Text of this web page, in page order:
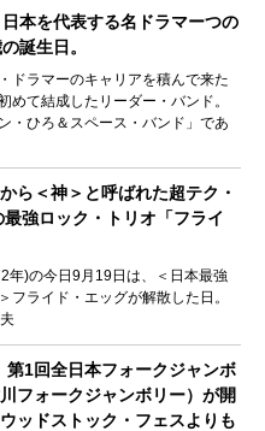
本を代表する名ドラマーつの
誕生日。
ドラマーのキャリアを積んで来た
て結成したリーダー・バンド。
・ひろ＆スペース・バンド」であ
ら＜神＞と呼ばれた超テク・
強ロック・トリオ「フライ
年)の今日9月19日は、＜日本最強
フライド・エッグが解散した日。
第1回全日本フォークジャンボ
フォークジャンボリー）が開
ッドストック・フェスよりも